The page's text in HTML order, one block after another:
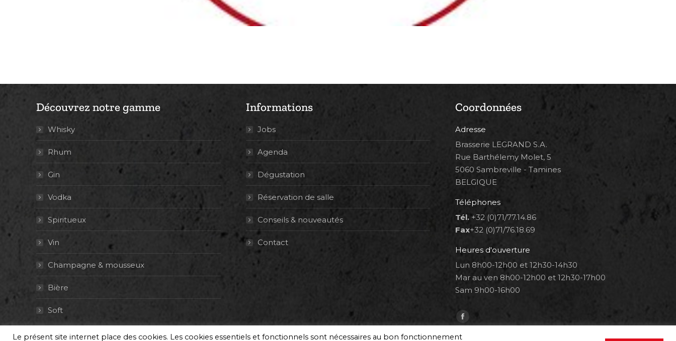
Découvrez notre gamme
Whisky
Rhum
Gin
Vodka
Spiritueux
Vin
Champagne & mousseux
Bière
Soft
Informations
Jobs
Agenda
Dégustation
Réservation de salle
Conseils & nouveautés
Contact
Coordonnées
Adresse
Brasserie LEGRAND S.A.
Rue Barthélemy Molet, 5
5060 Sambreville - Tamines
BELGIQUE
Téléphones
Tél. +32 (0)71/77.14.86
Fax+32 (0)71/76.18.69
Heures d'ouverture
Lun 8h00-12h00 et 12h30-14h30
Mar au ven 8h00-12h00 et 12h30-17h00
Sam 9h00-16h00
Trouvez nous sur :
Facebook
page
Le présent site internet place des cookies. Les cookies essentiels et fonctionnels sont nécessaires au bon fonctionnement